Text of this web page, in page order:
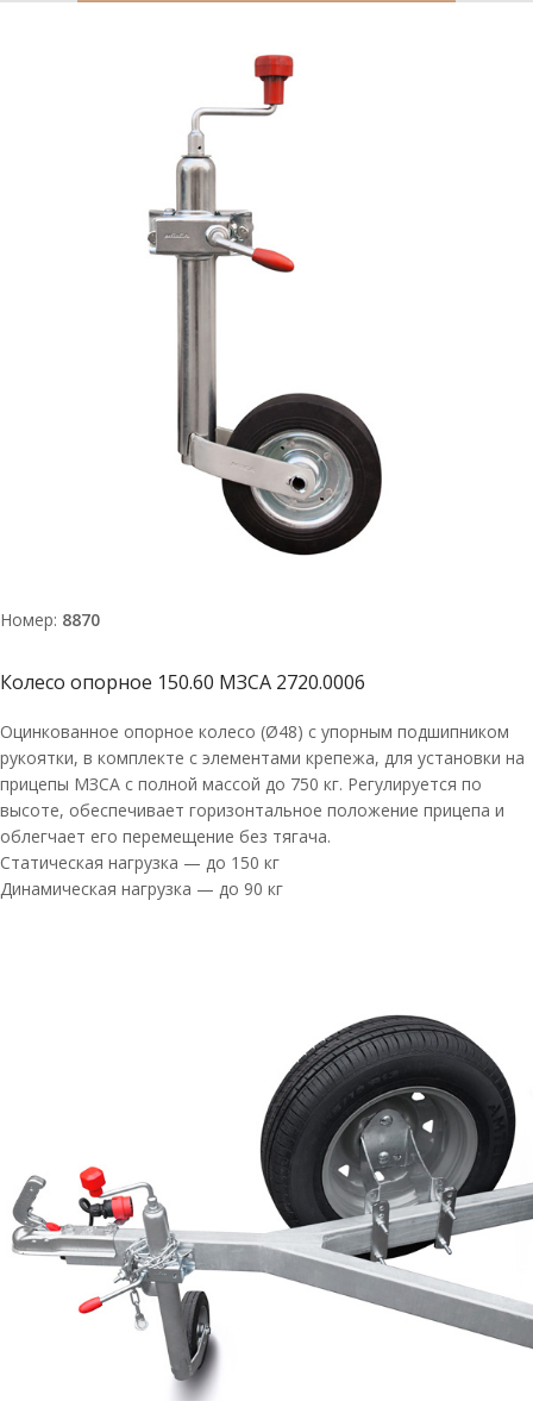
Номер: 8870
Колесо опорное 150.60 МЗСА 2720.0006
Оцинкованное опорное колесо (Ø48) с упорным подшипником
рукоятки, в комплекте с элементами крепежа, для установки на
прицепы МЗСА с полной массой до 750 кг. Регулируется по
высоте, обеспечивает горизонтальное положение прицепа и
облегчает его перемещение без тягача.
Статическая нагрузка — до 150 кг
Динамическая нагрузка — до 90 кг